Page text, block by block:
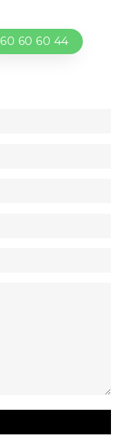
60 60 60 44